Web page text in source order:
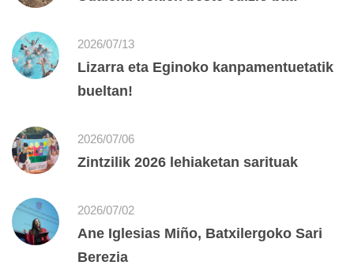
2026/07/13
Lizarra eta Eginoko kanpamentuetatik
bueltan!
2026/07/06
Zintzilik 2026 lehiaketan sarituak
2026/07/02
Ane Iglesias Miño, Batxilergoko Sari
Berezia